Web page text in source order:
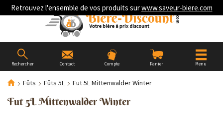
Retrouvez l'ensemble de vos produits surwww.saveur-biere.com
Rechercher Contact Compte Panier Menu
Fûts Fûts 5L Fut 5L Mittenwalder Winter
Fut 5L Mittenwalder Winter